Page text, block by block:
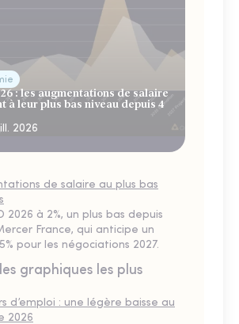
: les augmentations de salaire
à leur plus bas niveau depuis 4
2026
de salaire au plus bas
2026 à 2%, un plus bas depuis
France, qui anticipe un
pour les négociations 2027.
graphiques les plus
d’emploi : une légère baisse au
2026